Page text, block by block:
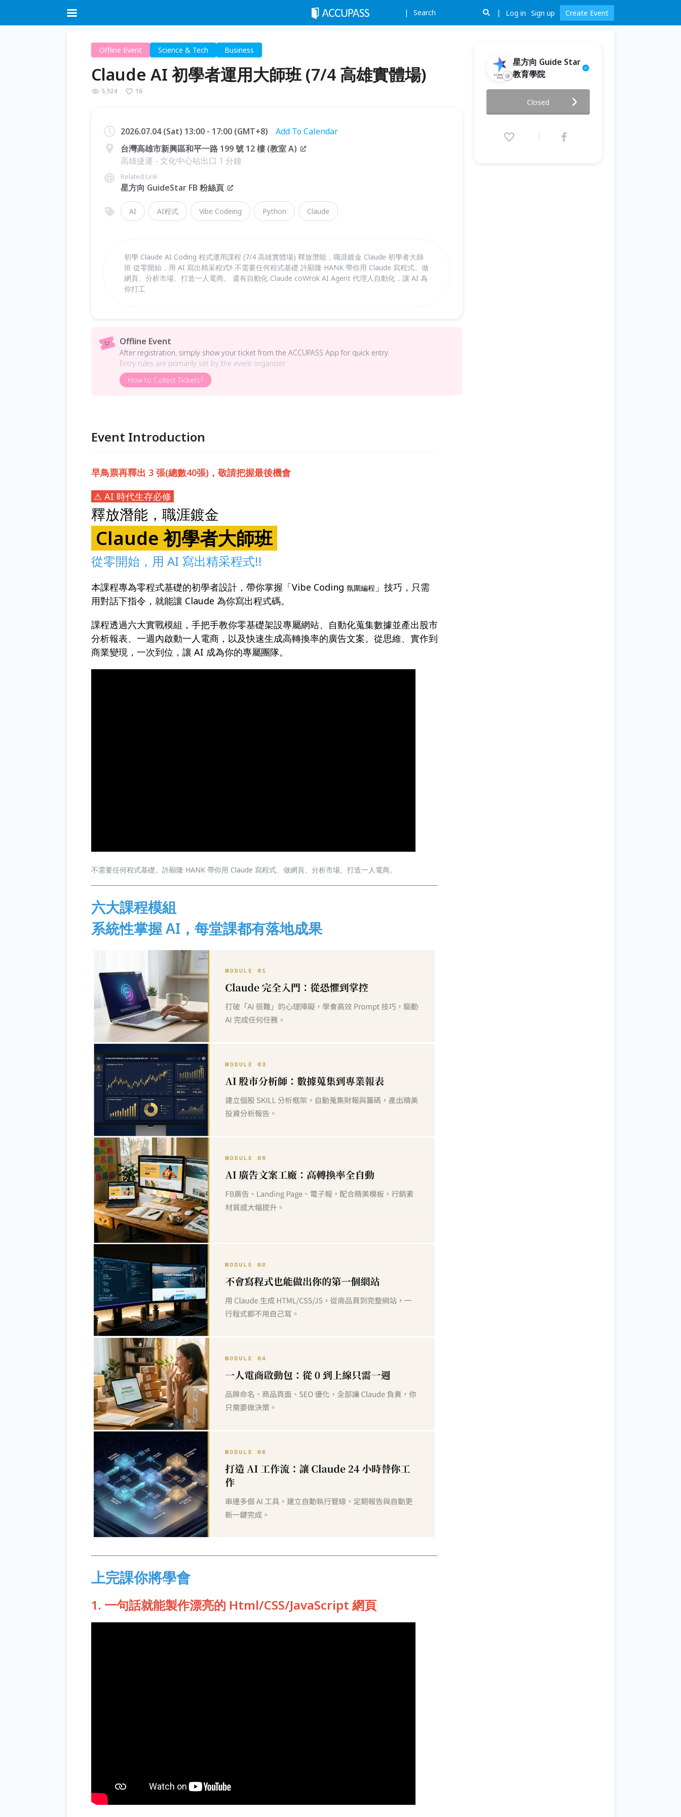
Search Log in Sign up Create Event
Offline Event Science & Tech Business
Claude AI 初學者運用大師班 (7/4 高雄實體場)
5,924 16
2026.07.04 (Sat) 13:00 - 17:00 (GMT+8)
Add To Calendar
台灣高雄市新興區和平一路 199 號 12 樓 (教室 A)
高雄捷運 - 文化中心站出口 1 分鐘
Related Link
星方向 GuideStar FB 粉絲頁
AI AI程式 Vibe Codeing Python Claude
初學 Claude AI Coding 程式運用課程 (7/4 高雄實體場) 釋放潛能，職涯鍍金 Claude 初學者大師
班 從零開始，用 AI 寫出精采程式!! 不需要任何程式基礎 許顯隆 HANK 帶你用 Claude 寫程式、做
網頁、分析市場、打造一人電商。 還有自動化 Claude coWrok AI Agent 代理人自動化，讓 AI 為
你打工
Offline Event
After registration, simply show your ticket from the ACCUPASS App for quick entry.
Entry rules are primarily set by the event organizer.
How to Collect Tickets?
Event Introduction
早鳥票再釋出 3 張(總數40張)，敬請把握最後機會
⚠ AI 時代生存必修
釋放潛能，職涯鍍金
Claude 初學者大師班
從零開始，用 AI 寫出精采程式!!
本課程專為零程式基礎的初學者設計，帶你掌握「Vibe Coding 氛圍編程 」技巧，只需
用對話下指令，就能讓 Claude 為你寫出程式碼。
課程透過六大實戰模組，手把手教你零基礎架設專屬網站、自動化蒐集數據並產出股市
分析報表、一週內啟動一人電商，以及快速生成高轉換率的廣告文案。從思維、實作到
商業變現，一次到位，讓 AI 成為你的專屬團隊。
不需要任何程式基礎。許顯隆 HANK 帶你用 Claude 寫程式、做網頁、分析市場、打造一人電商。
六大課程模組
系統性掌握 AI，每堂課都有落地成果
上完課你將學會
1. 一句話就能製作漂亮的 Html/CSS/JavaScript 網頁
星方向 Guide Star
教育學院
(7/4 高雄實體場)
2026.07.04 (Sat) 13:00 - 17:00
Closed